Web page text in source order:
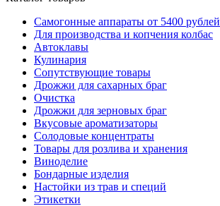
Самогонные аппараты от 5400 рублей
Для производства и копчения колбас
Автоклавы
Кулинария
Сопутствующие товары
Дрожжи для сахарных браг
Очистка
Дрожжи для зерновых браг
Вкусовые ароматизаторы
Солодовые концентраты
Товары для розлива и хранения
Виноделие
Бондарные изделия
Настойки из трав и специй
Этикетки